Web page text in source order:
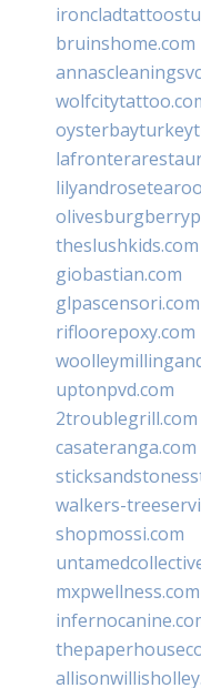
bruinshome.com
theslushkids.com
giobastian.com
glpascensori.com
rifloorepoxy.com
uptonpvd.com
2troublegrill.com
casateranga.com
walkers-
shopmossi.com
mxpwellness.com